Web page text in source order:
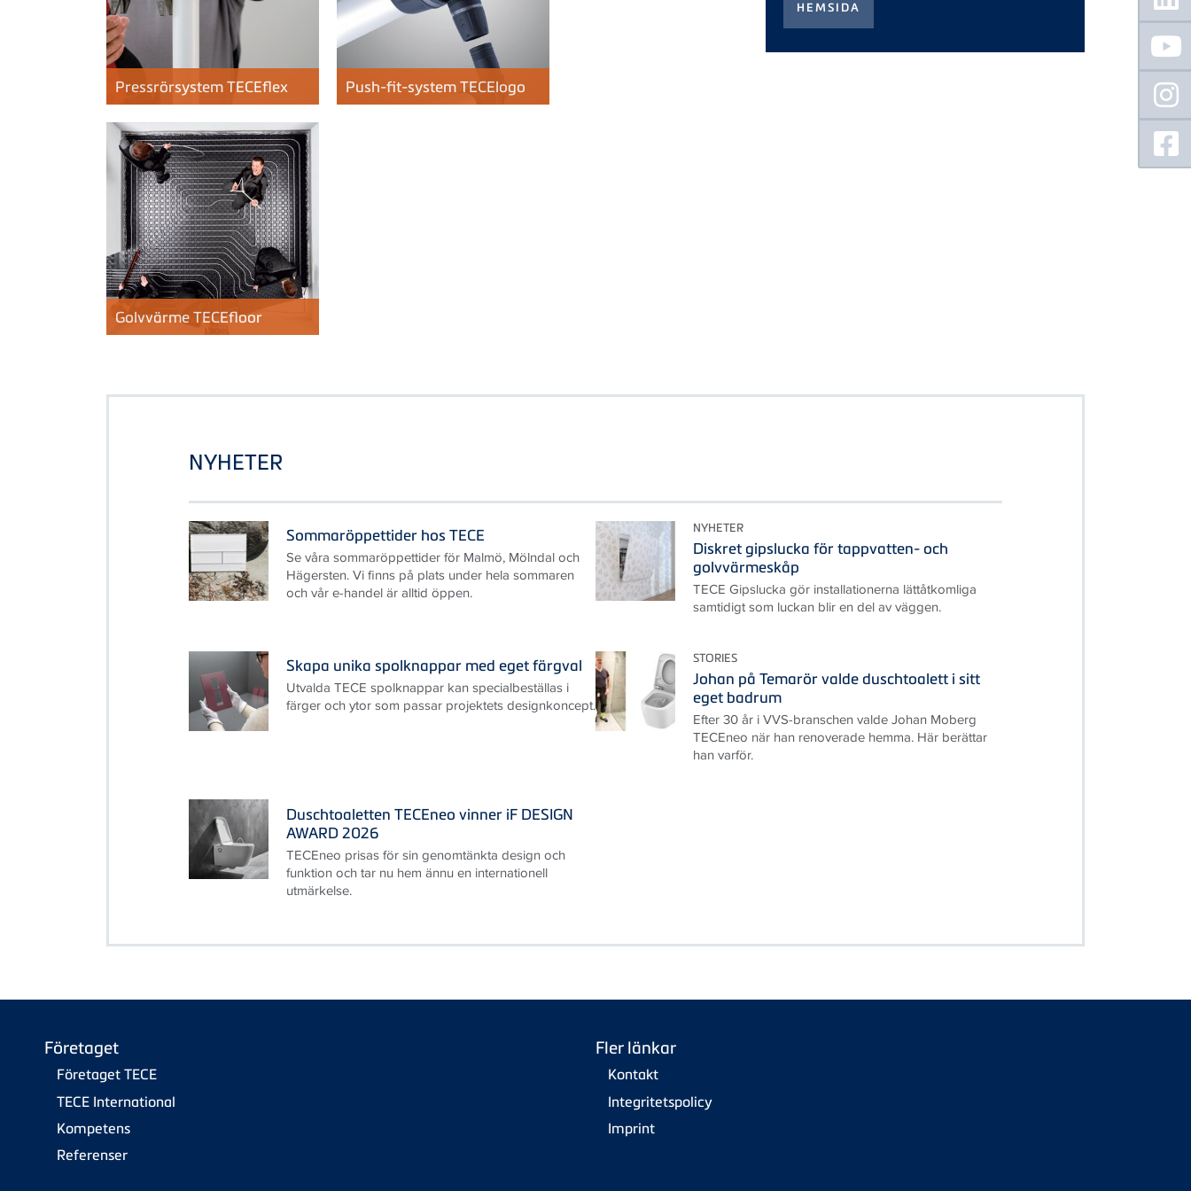
PressrörsystemTECEflex Push-fit-systemTECElogo
GolvvärmeTECEfloor
NYHETER
Sommaröppettider hos TECE
Se våra sommaröppettider för Malmö, Mölndal och
Hägersten. Vi finns på plats under hela sommaren
och vår e-handel är alltid öppen.
NYHETER
Diskret gipslucka för tappvatten- och
golvvärmeskåp
TECE Gipslucka gör installationerna lättåtkomliga
samtidigt som luckan blir en del av väggen.
Skapa unika spolknappar med eget färgval
Utvalda TECE spolknappar kan specialbeställas i
färger och ytor som passar projektets designkoncept.
STORIES
Johan på Temarör valde duschtoalett i sitt
eget badrum
Efter 30 år i VVS-branschen valde Johan Moberg
TECEneo när han renoverade hemma. Här berättar
han varför.
Duschtoaletten TECEneo vinner iF DESIGN
AWARD 2026
TECEneo prisas för sin genomtänkta design och
funktion och tar nu hem ännu en internationell
utmärkelse.
Företaget
Företaget TECE
TECE International
Kompetens
Referenser
Fler länkar
Kontakt
Integritetspolicy
Imprint